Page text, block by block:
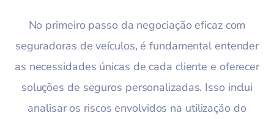
No primeiro passo da negociação eficaz com
seguradoras de veículos, é fundamental entender
as necessidades únicas de cada cliente e oferecer
soluções de seguros personalizadas. Isso inclui
analisar os riscos envolvidos na utilização do